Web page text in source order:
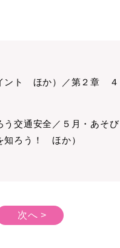
ント ほか）／第２章 ４
交通安全／５月・あそび
知ろう！ ほか）
次へ >